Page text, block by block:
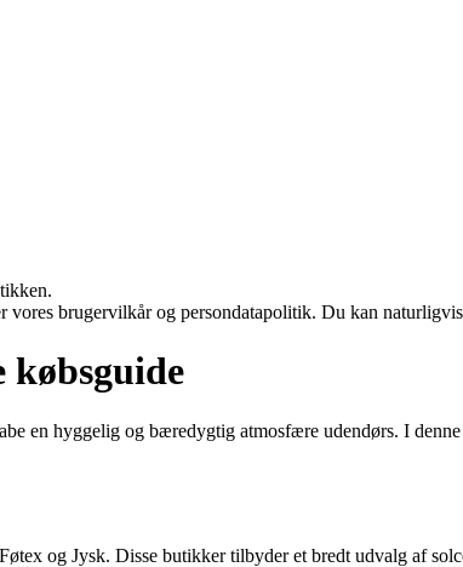
brugervilkår og persondatapolitik. Du kan
købsguide
en hyggelig og bæredygtig atmosfære udendørs. I
og Jysk. Disse butikker tilbyder et bredt udvalg af